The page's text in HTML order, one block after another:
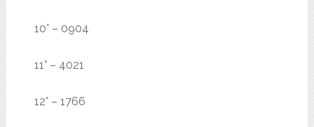
10° – 0904
11° – 4021
12° – 1766